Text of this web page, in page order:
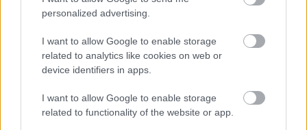
personalized advertising.
I want to allow Google to enable storage
related to analytics like cookies on web or
device identifiers in apps.
I want to allow Google to enable storage
related to functionality of the website or app.
30., csütörtökön 18 órakor Ulrich Gábor Balázs
Béla-díjas képző-, és mozgóképművész nyitja
meg az Otthon Moziban. Országszerte 60 film,
200 vetítés, 30 fős nemzetközi zsűri, köztük
Borbély Alexandra, Koncz Zsuzsa, Parti Nagy
Lajos, Sebő Ferenc, Szimler Bálint, 6 szekcióban